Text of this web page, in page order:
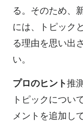
る。そのため、
には、トピック
る理由を思い出
い。
プロのヒント推
トピックについ
メントを追加し